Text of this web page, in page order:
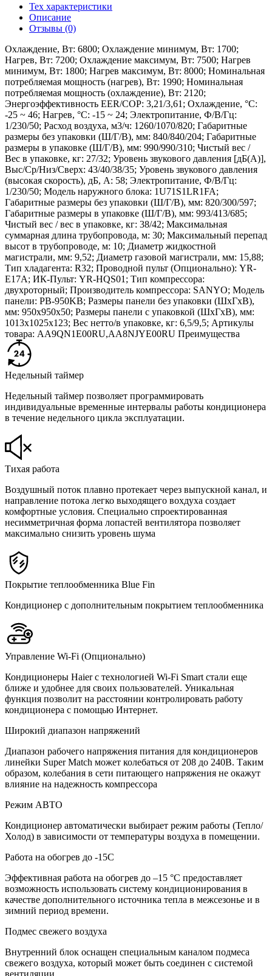
1U71S1LR1FA
(КАССЕТНЫЕ
С
КРУГОВЫМ
ПОТОКОМ)
ECO
Тех характеристики
Описание
Отзывы (0)
Охлаждение, Вт: 6800; Охлаждение минимум, Вт: 1700;
Нагрев, Вт: 7200; Охлаждение максимум, Вт: 7500; Нагрев
минимум, Вт: 1800; Нагрев максимум, Вт: 8000; Номинальная
потребляемая мощность (нагрев), Вт: 1990; Номинальная
потребляемая мощность (охлаждение), Вт: 2120;
Энергоэффективность EER/COP: 3,21/3,61; Охлаждение, °С:
-25 ~ 46; Нагрев, °С: -15 ~ 24; Электропитание, Ф/В/Гц:
1/230/50; Расход воздуха, м3/ч: 1260/1070/820; Габаритные
размеры без упаковки (Ш/Г/В), мм: 840/840/204; Габаритные
размеры в упаковке (Ш/Г/В), мм: 990/990/310; Чистый вес /
Вес в упаковке, кг: 27/32; Уровень звукового давления [дБ(А)],
Выс/Ср/Низ/Сверх: 43/40/38/35; Уровень звукового давления
(высокая скорость), дБ, А: 58; Электропитание, Ф/В/Гц:
1/230/50; Модель наружного блока: 1U71S1LR1FA;
Габаритные размеры без упаковки (Ш/Г/В), мм: 820/300/597;
Габаритные размеры в упаковке (Ш/Г/В), мм: 993/413/685;
Чистый вес / вес в упаковке, кг: 38/42; Максимальная
суммарная длина трубопровода, м: 30; Максимальный перепад
высот в трубопроводе, м: 10; Диаметр жидкостной
магистрали, мм: 9,52; Диаметр газовой магистрали, мм: 15,88;
Тип хладагента: R32; Проводной пульт (Опционально): YR-
E17A; ИК-Пульт: YR-HQS01; Тип компрессора:
двухроторный; Производитель компрессора: SANYO; Модель
панели: PB-950KB; Размеры панели без упаковки (ШxГxВ),
мм: 950x950x50; Размеры панели с упаковкой (ШxГxВ), мм:
1013x1025x123; Вес нетто/в упаковке, кг: 6,5/9,5; Артикулы
товара: AA9QN1E00RU,AA8NJYE00RU Преимущества
Недельный таймер
Недельный таймер позволяет программировать
индивидуальные временные интервалы работы кондиционера
в течение недельного цикла эксплуатации.
Тихая работа
Воздушный поток плавно протекает через выпускной канал, и
направление потока легко выходящего вохдуха создает
комфортные условия. Специально спроектированная
несимметричная форма лопастей вентилятора позволяет
максимально снизить уровень шума
Покрытие теплообменника Blue Fin
Кондиционер с дополнительным покрытием теплообменника
Управление Wi-Fi (Опционально)
Кондиционеры Haier с технологией Wi-Fi Smart стали еще
ближе и удобнее для своих пользователей. Уникальная
функция позволит на расстоянии контролировать работу
кондиционера с помощью Интернет.
Широкий диапазон напряжений
Диапазон рабочего напряжения питания для кондиционеров
линейки Super Match может колебаться от 208 до 240В. Таким
образом, колебания в сети питающего напряжения не окажут
влияние на надежность компрессора
Режим АВТО
Кондиционер автоматически выбирает режим работы (Тепло/
Холод) в зависимости от температуры воздуха в помещении.
Работа на обогрев до -15С
Эффективная работа на обогрев до –15 °С предоставляет
возможность использовать систему кондиционирования в
качестве дополнительного источника тепла в межсезонье и в
зимний период времени.
Подмес свежего воздуха
Внутренний блок оснащен специальным каналом подмеса
свежего воздуха, который может быть соединен с системой
вентиляции.